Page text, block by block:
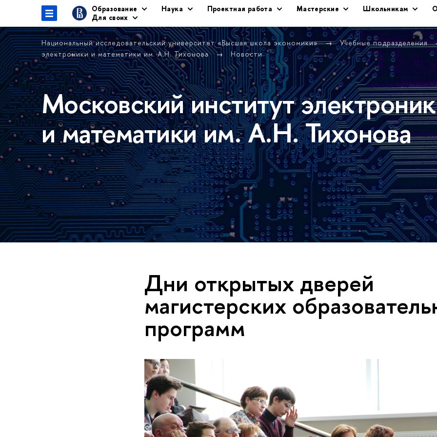
Образование Наука Проектная работа Мастерские Школьникам
Для своих
Национальный исследовательский университет «Высшая школа экономики»
Учебные подразделения
электроники и математики им. А.Н. Тихонова
Новости
Московский институт
и математики им. А.Н. Тихонова
Дни открытых дверей
магистерских
программ